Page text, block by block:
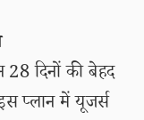
दिनों की बेहद
प्लान में यूजर्स